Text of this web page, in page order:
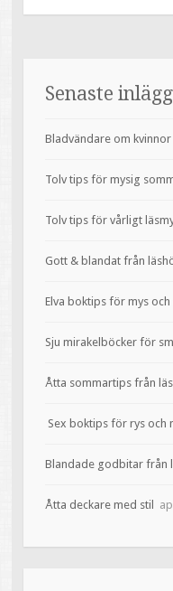
Senaste
Bladvändare om
Tolv tips för mysig
Tolv tips för vårligt
Gott & blandat från
Elva boktips för mys och
Sju mirakelböcker för
Åtta sommartips från
Sex boktips för rys och
Blandade godbitar från
Åtta deckare med stil